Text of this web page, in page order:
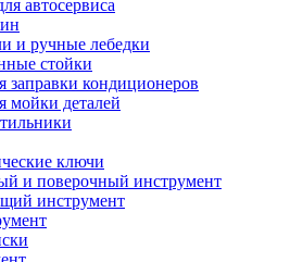
автосервиса
и ручные лебедки
стойки
заправки кондиционеров
мойки деталей
ключи
и поверочный инструмент
инструмент